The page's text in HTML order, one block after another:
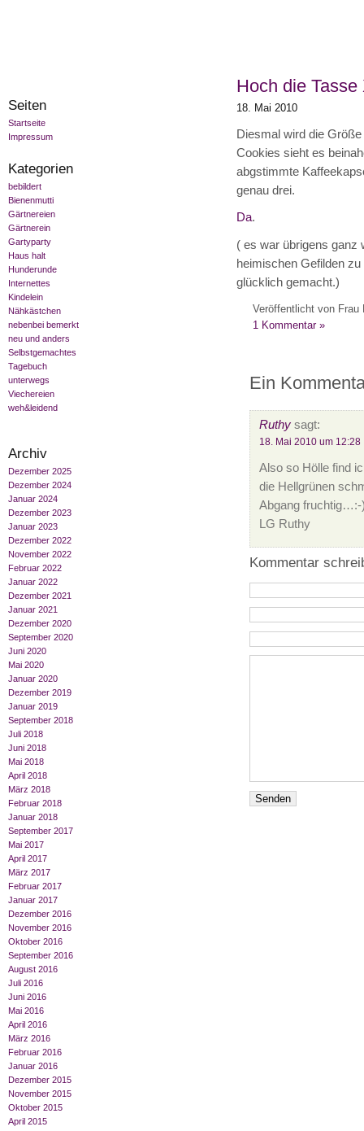
Seiten
Startseite
Impressum
Kategorien
bebildert
Bienenmutti
Gärtnereien
Gärtnerein
Gartyparty
Haus halt
Hunderunde
Internettes
Kindelein
Nähkästchen
nebenbei bemerkt
neu und anders
Selbstgemachtes
Tagebuch
unterwegs
Viechereien
weh&leidend
Archiv
Dezember 2025
Dezember 2024
Januar 2024
Dezember 2023
Januar 2023
Dezember 2022
November 2022
Februar 2022
Januar 2022
Dezember 2021
Januar 2021
Dezember 2020
September 2020
Juni 2020
Mai 2020
Januar 2020
Dezember 2019
Januar 2019
September 2018
Juli 2018
Juni 2018
Mai 2018
April 2018
März 2018
Februar 2018
Januar 2018
September 2017
Mai 2017
April 2017
März 2017
Februar 2017
Januar 2017
Dezember 2016
November 2016
Oktober 2016
September 2016
August 2016
Juli 2016
Juni 2016
Mai 2016
April 2016
März 2016
Februar 2016
Januar 2016
Dezember 2015
November 2015
Oktober 2015
April 2015
Hoch die Tasse
18. Mai 2010
Diesmal wird die
Cookies sieht es
abgstimmte
genau drei.
Da.
( es war übrigens ganz
heimischen Gefilden
glücklich gemacht.)
Veröffentlicht von Frau
1 Kommentar »
Ein
Ruthysagt:
18. Mai 2010 um 12:28
Also so Hölle find
die Hellgrünen
Abgang fruchtig…:-
LG Ruthy
Kommentar